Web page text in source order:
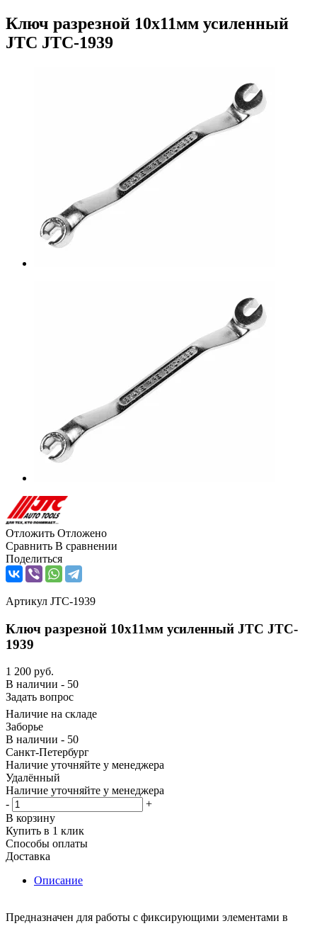
Ключ разрезной 10х11мм усиленный
JTC JTC-1939
Отложить Отложено
Сравнить В сравнении
Поделиться
Артикул JTC-1939
Ключ разрезной 10х11мм усиленный JTC JTC-
1939
1 200 руб.
В наличии - 50
Задать вопрос
Наличие на складе
Заборье
В наличии - 50
Санкт-Петербург
Наличие уточняйте у менеджера
Удалённый
Наличие уточняйте у менеджера
-
+
В корзину
Купить в 1 клик
Способы оплаты
Доставка
Описание
Предназначен для работы с фиксирующими элементами в